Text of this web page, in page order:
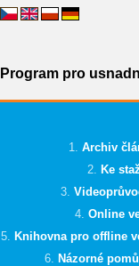
Program pro
Archiv
Ke
Online
Knihovna pro offline
Názorné